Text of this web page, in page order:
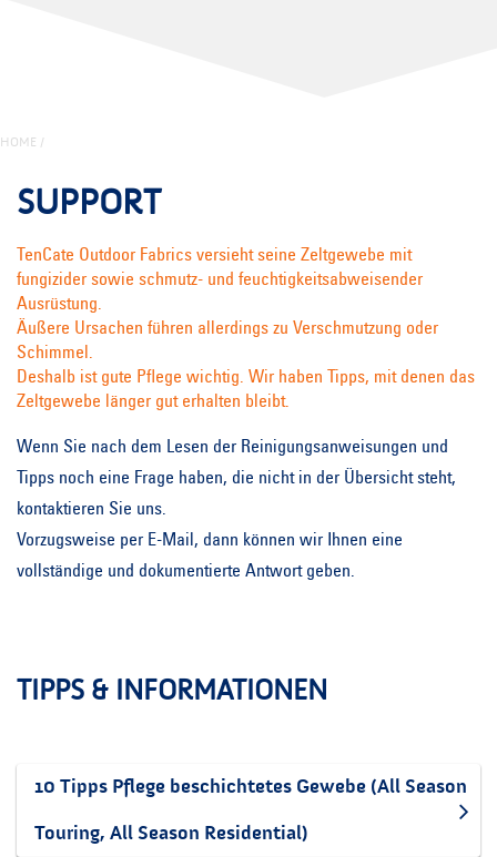
HOME /
SUPPORT
TenCate Outdoor Fabrics versieht seine Zeltgewebe mit
fungizider sowie schmutz- und feuchtigkeitsabweisender
Ausrüstung.
Äußere Ursachen führen allerdings zu Verschmutzung oder
Schimmel.
Deshalb ist gute Pflege wichtig. Wir haben Tipps, mit denen das
Zeltgewebe länger gut erhalten bleibt.
Wenn Sie nach dem Lesen der Reinigungsanweisungen und
Tipps noch eine Frage haben, die nicht in der Übersicht steht,
kontaktieren Sie uns.
Vorzugsweise per E-Mail, dann können wir Ihnen eine
vollständige und dokumentierte Antwort geben.
TIPPS & INFORMATIONEN
10 Tipps Pflege beschichtetes Gewebe (All Season
Touring, All Season Residential)